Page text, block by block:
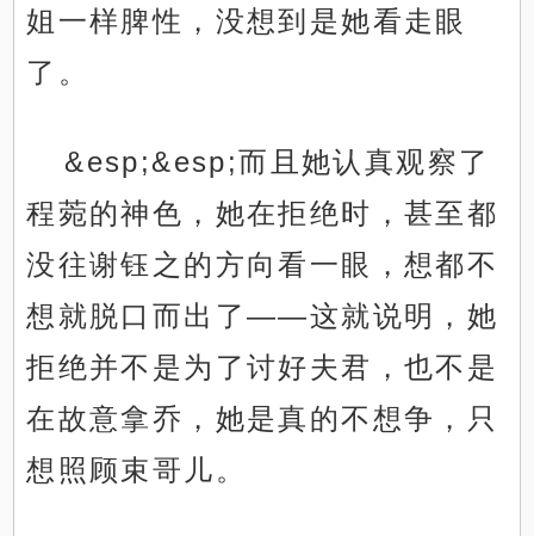
姐一样脾性，没想到是她看走眼
了。
&esp;&esp;而且她认真观察了
程菀的神色，她在拒绝时，甚至都
没往谢钰之的方向看一眼，想都不
想就脱口而出了——这就说明，她
拒绝并不是为了讨好夫君，也不是
在故意拿乔，她是真的不想争，只
想照顾束哥儿。